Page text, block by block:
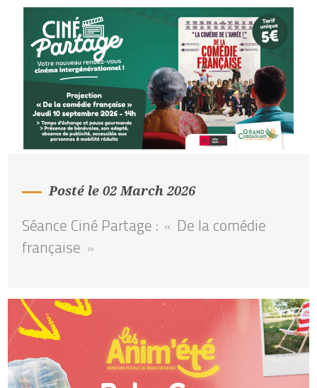
Posté le 02 March 2026
Séance Ciné Partage : « De la comédie
française »